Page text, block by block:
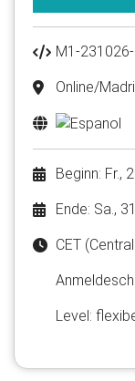
M1-
Online/
Beginn: Fr.,
Ende: Sa.,
CET
Level: